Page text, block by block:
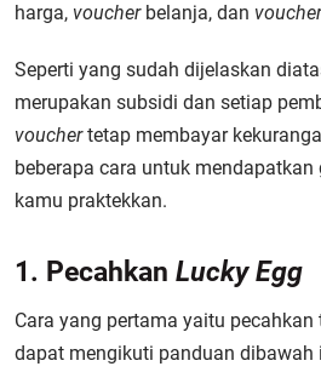
harga, voucherbelanja, dan voucher
Seperti yang sudah dijelaskan
merupakan subsidi dan setiap
vouchertetap membayar
beberapa cara untuk
kamu praktekkan.
1. Pecahkan Lucky Egg
Cara yang pertama yaitu pecahkan
dapat mengikuti panduan dibawah